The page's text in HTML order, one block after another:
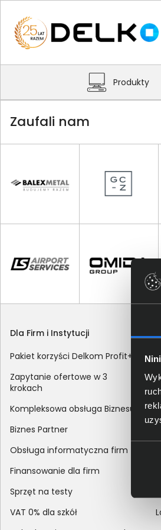
Produkty
Zaufali nam
Dla Firm i Instytucji
Pakiet korzyści Delkom Profit+
Zapytanie ofertowe w 3
krokach
Kompleksowa obsługa Biznesu
Biznes Partner
Obsługa informatyczna firm
Finansowanie dla firm
Sprzęt na testy
VAT 0% dla szkół